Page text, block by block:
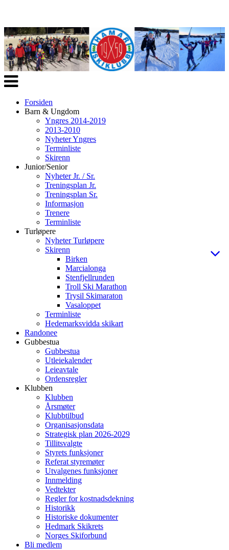
Veksle
navigasjon
Forsiden
Barn & Ungdom
Yngres 2014-2019
2013-2010
Nyheter Yngres
Terminliste
Skirenn
Junior/Senior
Nyheter Jr. / Sr.
Treningsplan Jr.
Treningsplan Sr.
Informasjon
Trenere
Terminliste
Turløpere
Nyheter Turløpere
Skirenn
Birken
Marcialonga
Stenfjellrunden
Troll Ski Marathon
Trysil Skimaraton
Vasaloppet
Terminliste
Hedemarksvidda skikart
Randonee
Gubbestua
Gubbestua
Utleiekalender
Leieavtale
Ordensregler
Klubben
Klubben
Årsmøter
Klubbtilbud
Organisasjonsdata
Strategisk plan 2026-2029
Tillitsvalgte
Styrets funksjoner
Referat styremøter
Utvalgenes funksjoner
Innmelding
Vedtekter
Regler for kostnadsdekning
Historikk
Historiske dokumenter
Hedmark Skikrets
Norges Skiforbund
Bli medlem